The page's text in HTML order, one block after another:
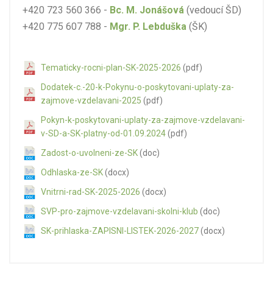
+420 723 560 366 - Bc. M. Jonášová (vedoucí ŠD)
+420 775 607 788 - Mgr. P. Lebduška (ŠK)
Tematicky-rocni-plan-SK-2025-2026 (pdf)
Dodatek-c.-20-k-Pokynu-o-poskytovani-uplaty-za-
zajmove-vzdelavani-2025 (pdf)
Pokyn-k-poskytovani-uplaty-za-zajmove-vzdelavani-
v-SD-a-SK-platny-od-01.09.2024(pdf)
Zadost-o-uvolneni-ze-SK(doc)
Odhlaska-ze-SK(docx)
Vnitrni-rad-SK-2025-2026 (docx)
SVP-pro-zajmove-vzdelavani-skolni-klub (doc)
SK-prihlaska-ZAPISNI-LISTEK-2026-2027(docx)